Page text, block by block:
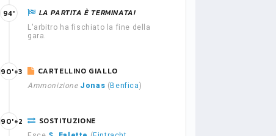
LA PARTITA È TERMINATA!
L'arbitro ha fischiato la fine della
gara.
94'
CARTELLINO GIALLO
Ammonizione Jonas ( Benfica)
90'+3
SOSTITUZIONE
90'+2